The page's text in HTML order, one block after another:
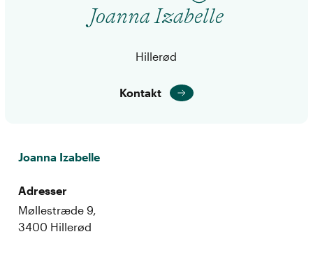
Joanna Izabelle
Hillerød
Kontakt
Joanna Izabelle
Adresser
Møllestræde 9,
3400 Hillerød